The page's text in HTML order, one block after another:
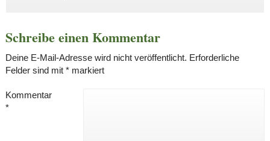
Schreibe einen Kommentar
Deine E-Mail-Adresse wird nicht veröffentlicht. Erforderliche
Felder sind mit *markiert
Kommentar
*